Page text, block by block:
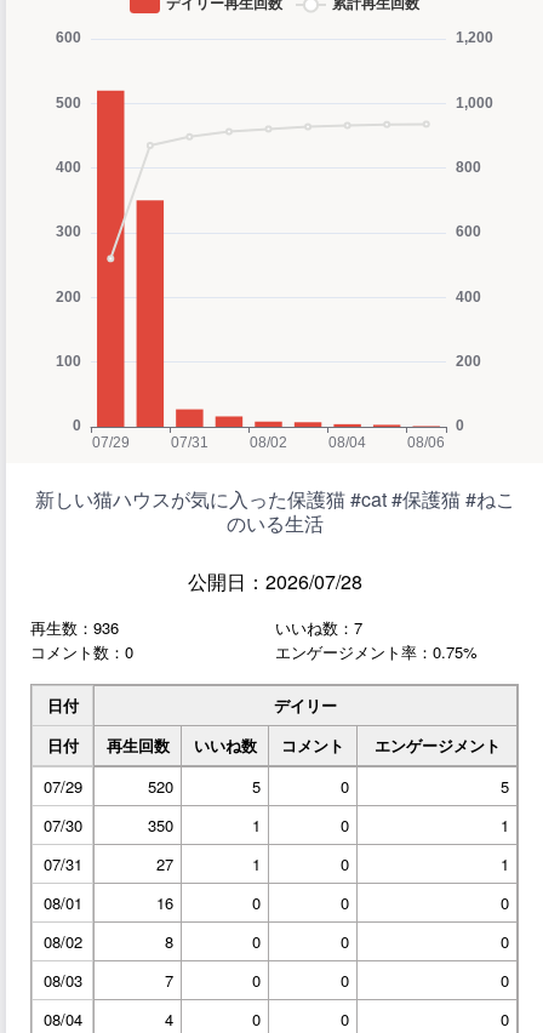
新しい猫ハウスが気に入った保護猫 #cat #保護猫 #ねこ
のいる生活
公開日：2026/07/28
再生数：936
いいね数：7
コメント数：0
エンゲージメント率：0.75%
日付
デイリー
日付
再生回数 いいね数 コメント
エンゲージメント
07/29
520 5 0
5
07/30
350 1 0
1
07/31
27 1 0
1
08/01
16 0 0
0
08/02
8 0 0
0
08/03
7 0 0
0
08/04
4 0 0
0